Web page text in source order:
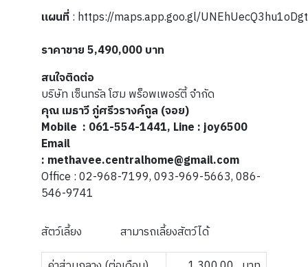
แผนที่: https://maps.app.goo.gl/
ราคาขาย 5,490,000 บาท
สนใจติดต่อ
บริษัท เซ็นทรัล โฮม พร็อพเพอร์ตี้ จำกัด
คุณ เมธาวี ภู่ศรีวรางค์กูล (จอย)
Mobile : 061-554-1441, Line : joy6500
Email
: methavee.centralhome@gmail.com
Office : 02-968-7199, 093-969-5663, 086-
546-9741
สัตว์เลี้ยง
สามารถเลี้ยงสัตว์ได้